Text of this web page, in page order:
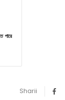
পারে
Sharii